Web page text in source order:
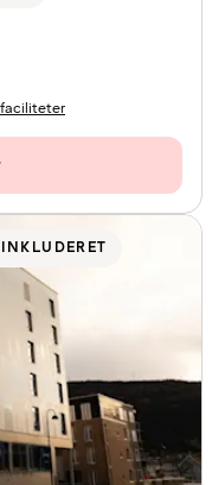
faciliteter